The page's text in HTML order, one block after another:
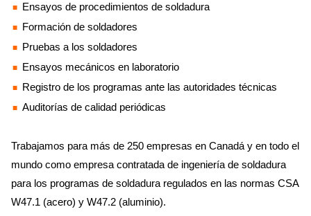
Ensayos de procedimientos de soldadura
Formación de soldadores
Pruebas a los soldadores
Ensayos mecánicos en laboratorio
Registro de los programas ante las autoridades técnicas
Auditorías de calidad periódicas
Trabajamos para más de 250 empresas en Canadá y en todo el
mundo como empresa contratada de ingeniería de soldadura
para los programas de soldadura regulados en las normas CSA
W47.1 (acero) y W47.2 (aluminio).